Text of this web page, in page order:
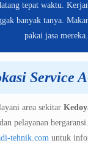
tepat waktu.
banyak tanya.
pakai jasa mereka.
Service
area sekitar
pelayanan
tehnik.comuntuk